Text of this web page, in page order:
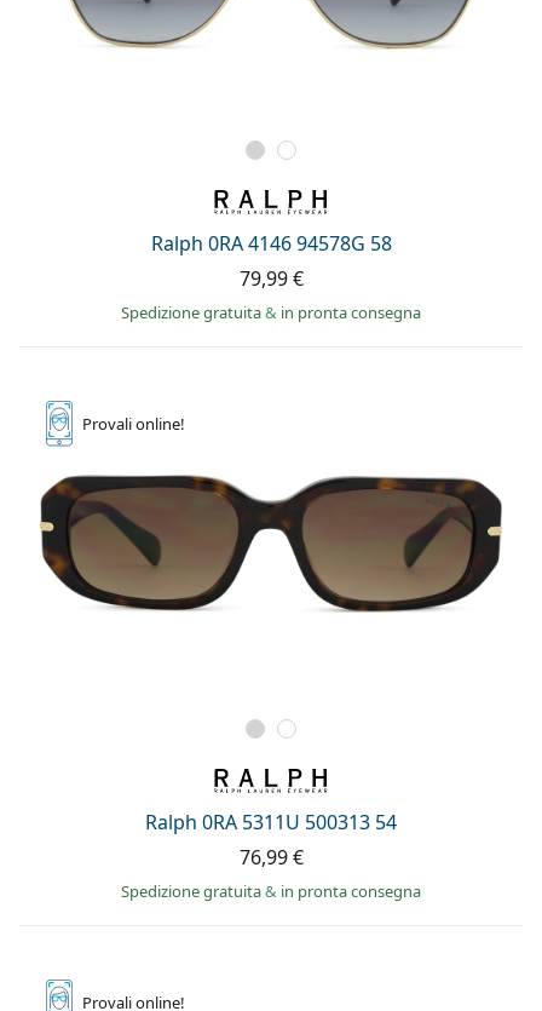
Ralph 0RA 4146 94578G 58
79,99 €
Spedizione gratuita& in pronta consegna
Provalionline!
Ralph 0RA 5311U 500313 54
76,99 €
Spedizione gratuita& in pronta consegna
Provalionline!